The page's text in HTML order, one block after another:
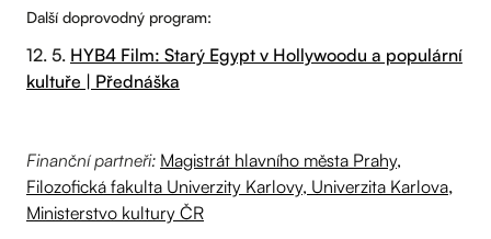
Další doprovodný program:
12. 5. HYB4 Film: Starý Egypt v Hollywoodu a populární
kultuře | Přednáška
Finanční partneři: Magistrát hlavního města Prahy,
Filozofická fakulta Univerzity Karlovy, Univerzita Karlova,
Ministerstvo kultury ČR